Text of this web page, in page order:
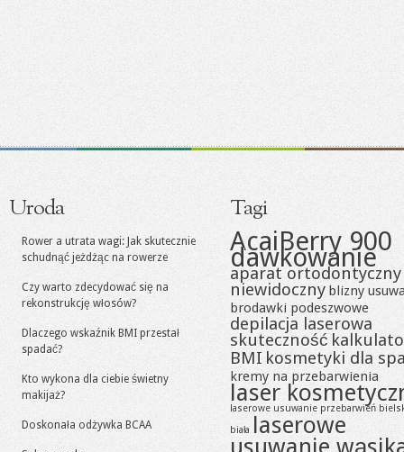
Uroda
Rower a utrata wagi: Jak skutecznie
schudnąć jeżdżąc na rowerze
Czy warto zdecydować się na
rekonstrukcję włosów?
Dlaczego wskaźnik BMI przestał
spadać?
Kto wykona dla ciebie świetny
makijaż?
Doskonała odżywka BCAA
Tagi
AcaiBerry 900
dawkowanie
aparat ortodontyczny
niewidoczny blizny
brodawki podeszwowe
depilacja laserowa
skuteczność
BMI kosmetyki dla
kremy na przebarwienia
laser
laserowe usuwanie przebarwień
biała laserowe
usuwanie